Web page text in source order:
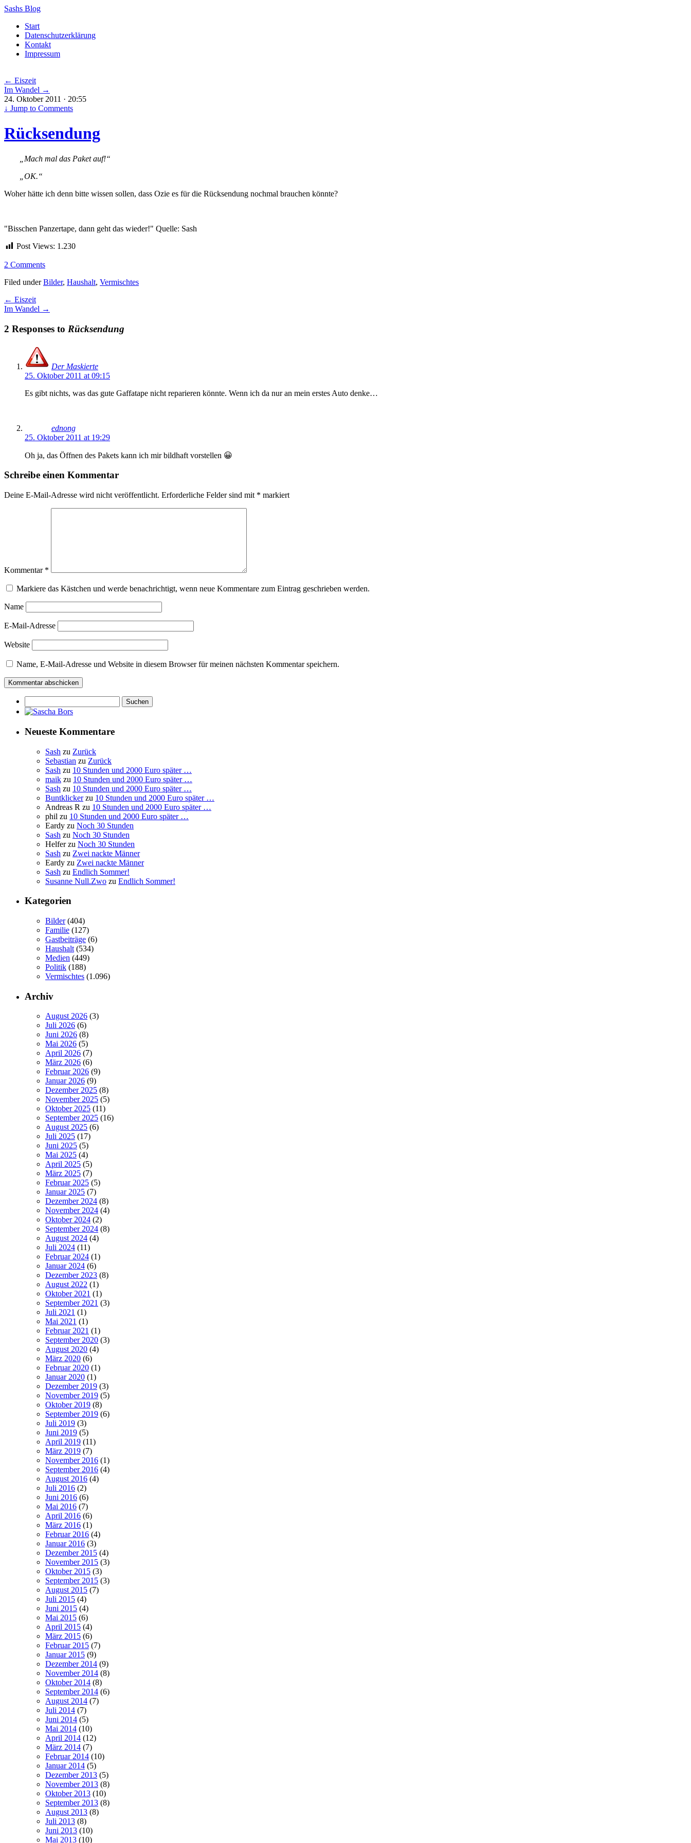
Sashs Blog
Skip
content
Start
Datenschutzerklärung
Kontakt
Impressum
← Eiszeit
Im Wandel →
24. Oktober 2011 · 20:55
↓ Jump to Comments
Rücksendung
„Mach mal das Paket auf!“
„OK.“
Woher hätte ich denn bitte wissen sollen, dass Ozie es für die Rücksendung nochmal brauchen könnte?
"Bisschen Panzertape, dann geht das wieder!" Quelle: Sash
Post Views: 1.230
2 Comments
Filed underBilder, Haushalt, Vermischtes
← Eiszeit
Im Wandel →
2 Responses to Rücksendung
Der Maskierte
25. Oktober 2011 at 09:15
Es gibt nichts, was das gute Gaffatape nicht reparieren könnte. Wenn ich da nur an mein erstes Auto denke…
ednong
25. Oktober 2011 at 19:29
Oh ja, das Öffnen des Pakets kann ich mir bildhaft vorstellen 😀
Schreibe einen Kommentar
Deine E-Mail-Adresse wird nicht veröffentlicht. Erforderliche Felder sind mit * markiert
Kommentar *
Markiere das Kästchen und werde benachrichtigt, wenn neue Kommentare zum Eintrag geschrieben werden.
Name
E-Mail-Adresse
Website
Name, E-Mail-Adresse und Website in diesem Browser für meinen nächsten Kommentar speichern.
nach:
Neueste Kommentare
Sash zu Zurück
Sebastian zu Zurück
Sash zu 10 Stunden und 2000 Euro später …
maik zu 10 Stunden und 2000 Euro später …
Sash zu 10 Stunden und 2000 Euro später …
Buntklickerzu 10 Stunden und 2000 Euro später …
Andreas R zu 10 Stunden und 2000 Euro später …
phil zu 10 Stunden und 2000 Euro später …
Eardy zu Noch 30 Stunden
Sash zu Noch 30 Stunden
Helferzu Noch 30 Stunden
Sash zu Zwei nackte Männer
Eardy zu Zwei nackte Männer
Sash zu Endlich Sommer!
Susanne Null.Zwo zu Endlich Sommer!
Kategorien
Bilder(404)
Familie (127)
Gastbeiträge (6)
Haushalt (534)
Medien (449)
Politik (188)
Vermischtes (1.096)
Archiv
August 2026 (3)
Juli 2026 (6)
Juni 2026 (8)
Mai 2026 (5)
April 2026 (7)
März 2026 (6)
Februar 2026 (9)
Januar 2026 (9)
Dezember 2025 (8)
November 2025 (5)
Oktober 2025 (11)
September 2025 (16)
August 2025 (6)
Juli 2025 (17)
Juni 2025 (5)
Mai 2025 (4)
April 2025 (5)
März 2025 (7)
Februar 2025 (5)
Januar 2025 (7)
Dezember 2024 (8)
November 2024 (4)
Oktober 2024 (2)
September 2024 (8)
August 2024 (4)
Juli 2024 (11)
Februar 2024 (1)
Januar 2024 (6)
Dezember 2023 (8)
August 2022 (1)
Oktober 2021 (1)
September 2021 (3)
Juli 2021 (1)
Mai 2021 (1)
Februar 2021 (1)
September 2020 (3)
August 2020 (4)
März 2020 (6)
Februar 2020 (1)
Januar 2020 (1)
Dezember 2019 (3)
November 2019 (5)
Oktober 2019 (8)
September 2019 (6)
Juli 2019 (3)
Juni 2019 (5)
April 2019 (11)
März 2019 (7)
November 2016 (1)
September 2016 (4)
August 2016 (4)
Juli 2016 (2)
Juni 2016 (6)
Mai 2016 (7)
April 2016 (6)
März 2016 (1)
Februar 2016 (4)
Januar 2016 (3)
Dezember 2015 (4)
November 2015 (3)
Oktober 2015 (3)
September 2015 (3)
August 2015 (7)
Juli 2015 (4)
Juni 2015 (4)
Mai 2015 (6)
April 2015 (4)
März 2015 (6)
Februar 2015 (7)
Januar 2015 (9)
Dezember 2014 (9)
November 2014 (8)
Oktober 2014 (8)
September 2014 (6)
August 2014 (7)
Juli 2014 (7)
Juni 2014 (5)
Mai 2014 (10)
April 2014 (12)
März 2014 (7)
Februar 2014 (10)
Januar 2014 (5)
Dezember 2013 (5)
November 2013 (8)
Oktober 2013 (10)
September 2013 (8)
August 2013 (8)
Juli 2013 (8)
Juni 2013 (10)
Mai 2013 (10)